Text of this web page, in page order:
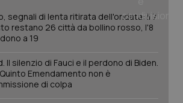
segnali di lenta ritirata dell'ondata: il 7
restano 26 città da bollino rosso, l'8
a 19
Il silenzio di Fauci e il perdono di Biden.
Emendamento non è
di colpa